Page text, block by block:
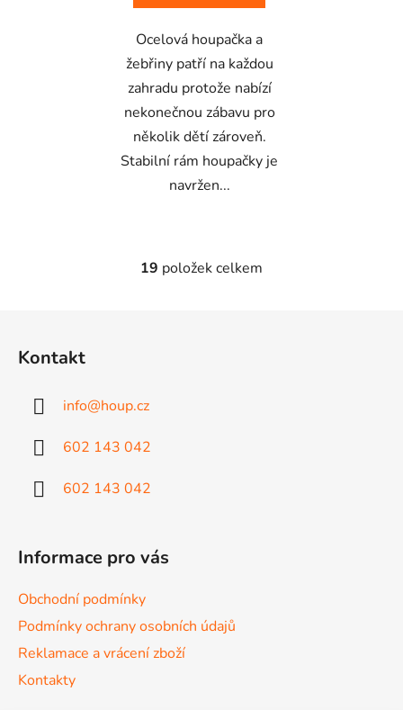
Ocelová houpačka a
žebřiny patří na každou
zahradu protože nabízí
nekonečnou zábavu pro
několik dětí zároveň.
Stabilní rám houpačky je
navržen...
O
s
u
19 položek celkem
Kontakt
info@houp.cz
602 143 042
602 143 042
Informace pro vás
Obchodní podmínky
Podmínky ochrany osobních údajů
Reklamace a vrácení zboží
Kontakty